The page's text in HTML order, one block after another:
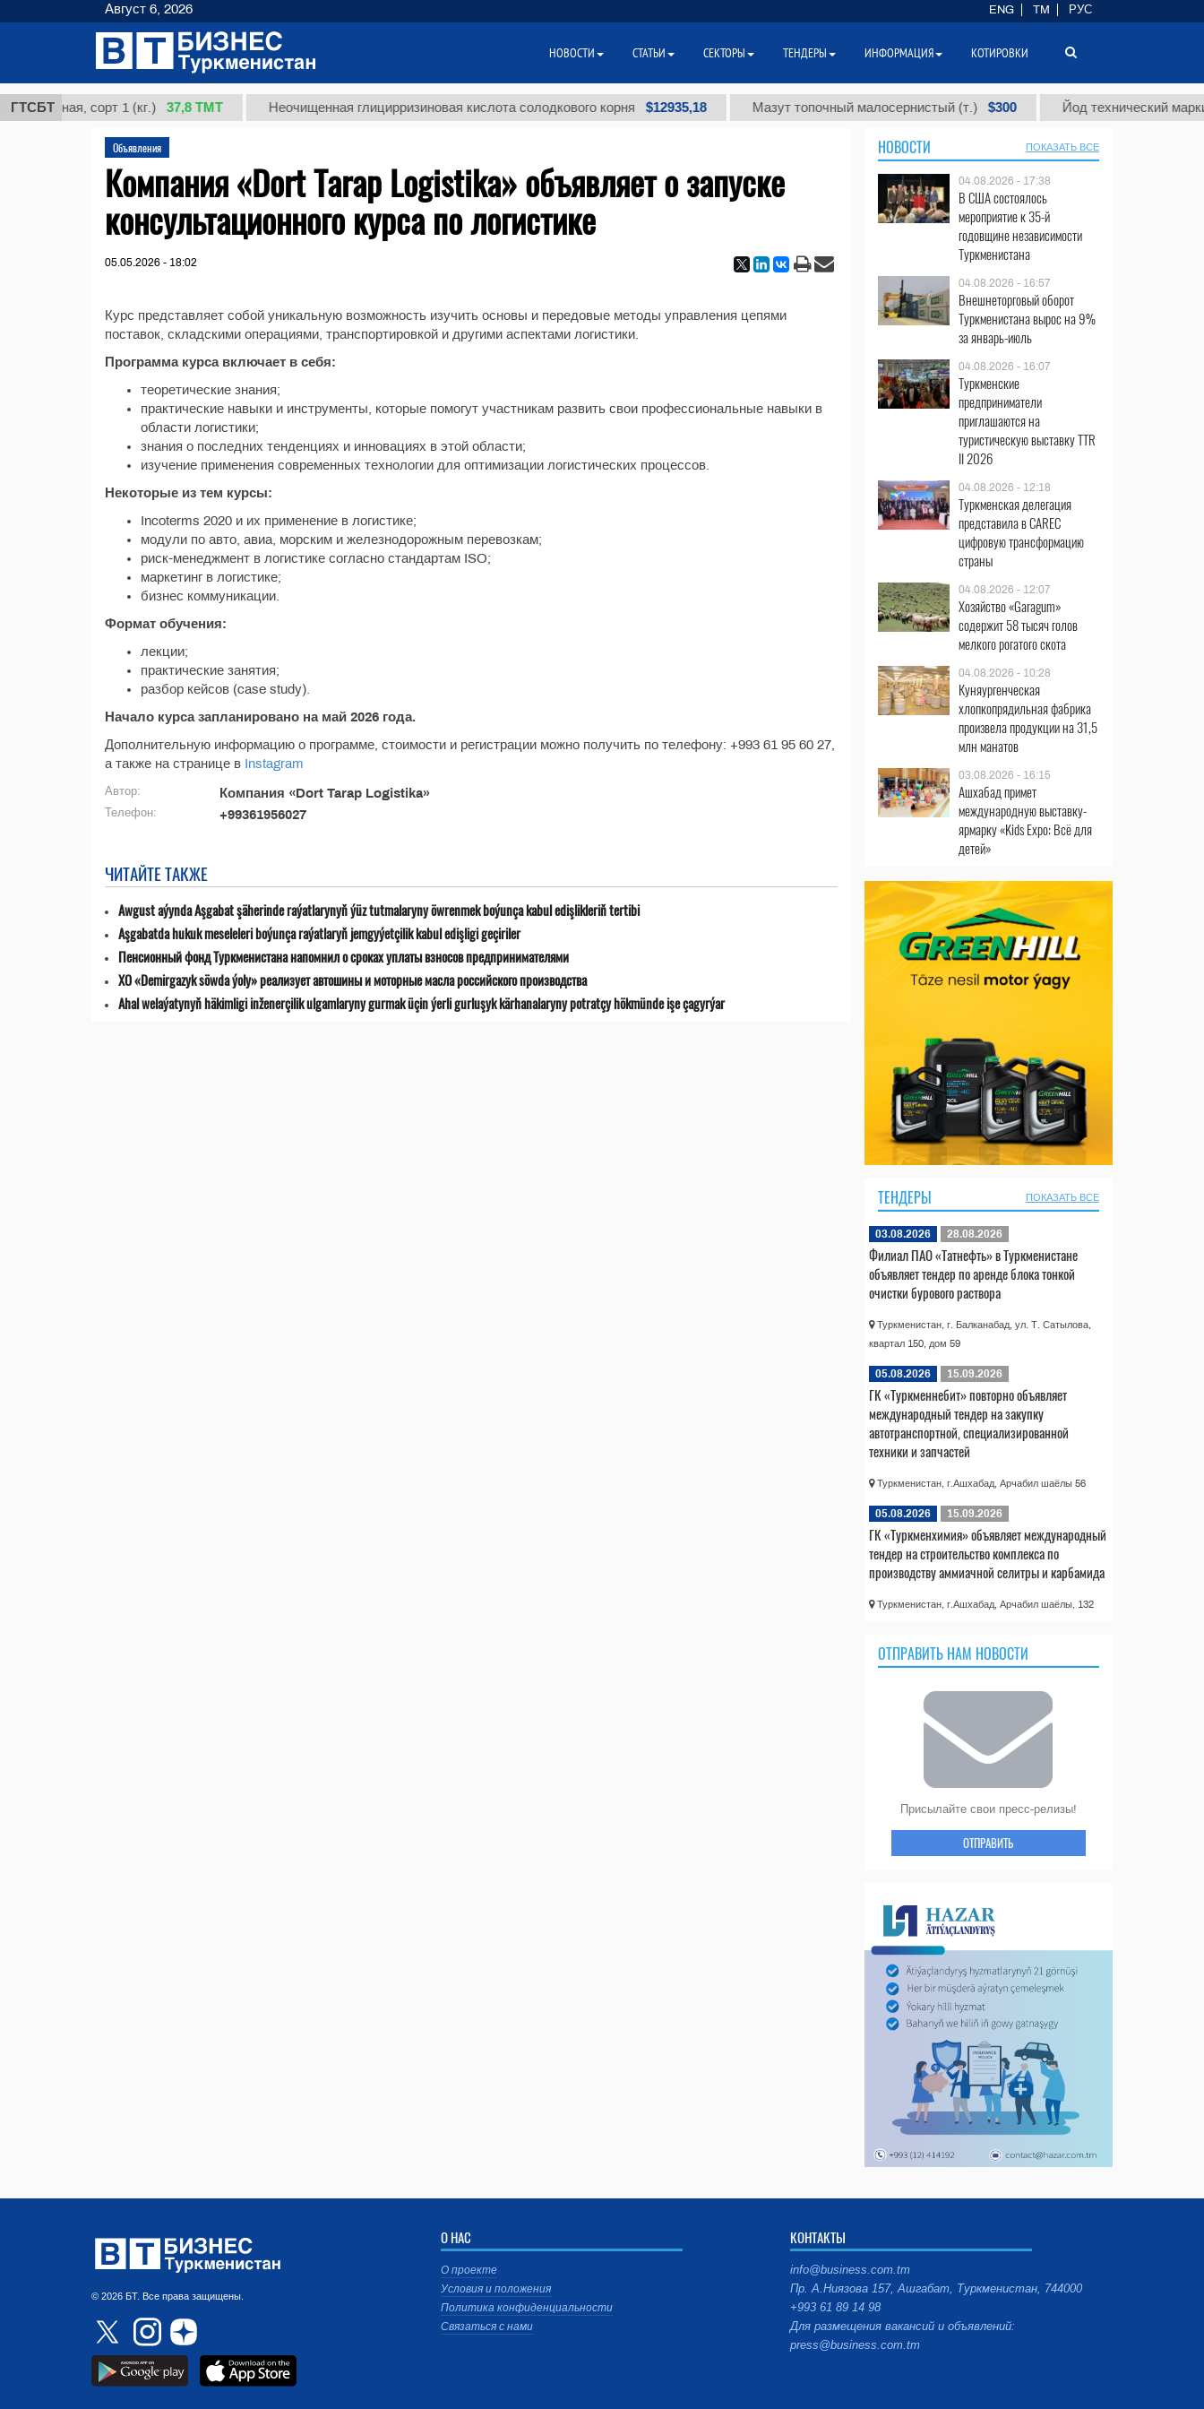
ГТСБТ сорт 1 (кг.) 37,8 ТМТ Неочищенная глицирризиновая кислота солодкового корня $12935,18 Мазут топочный малосернистый (т.) $300 Йод технический марки
Объявления
Компания «Dort Tarap Logistika» объявляет о запуске
консультационного курса по логистике
05.05.2026 - 18:02
Курс представляет собой уникальную возможность изучить основы и передовые методы управления цепями
поставок, складскими операциями, транспортировкой и другими аспектами логистики.
Программа курса включает в себя:
теоретические знания;
практические навыки и инструменты, которые помогут участникам развить свои профессиональные навыки в
области логистики;
знания о последних тенденциях и инновациях в этой области;
изучение применения современных технологии для оптимизации логистических процессов.
Некоторые из тем курсы:
Incoterms 2020 и их применение в логистике;
модули по авто, авиа, морским и железнодорожным перевозкам;
риск-менеджмент в логистике согласно стандартам ISO;
маркетинг в логистике;
бизнес коммуникации.
Формат обучения:
лекции;
практические занятия;
разбор кейсов (case study).
Начало курса запланировано на май 2026 года.
Дополнительную информацию о программе, стоимости и регистрации можно получить по телефону: +993 61 95 60 27,
а также на странице в Instagram
Автор: Компания «Dort Tarap Logistika»
Телефон: +99361956027
ЧИТАЙТЕ ТАКЖЕ
Awgust aýynda Aşgabat şäherinde raýatlarynyň ýüz tutmalaryny öwrenmek boýunça kabul edişlikleriň tertibi
Aşgabatda hukuk meseleleri boýunça raýatlaryň jemgyýetçilik kabul edişligi geçiriler
Пенсионный фонд Туркменистана напомнил о сроках уплаты взносов предпринимателями
ХО «Demirgazyk söwda ýoly» реализует автошины и моторные масла российского производства
Ahal welaýatynyň häkimligi inženerçilik ulgamlaryny gurmak üçin ýerli gurluşyk kärhanalaryny potratçy hökmünde işe çagyrýar
НОВОСТИ ПОКАЗАТЬ ВСЕ
04.08.2026 - 17:38
В США состоялось
мероприятие к 35-й
годовщине независимости
Туркменистана
04.08.2026 - 16:57
Внешнеторговый оборот
Туркменистана вырос на 9%
за январь-июль
04.08.2026 - 16:07
Туркменские
предприниматели
приглашаются на
туристическую выставку TTR
II 2026
04.08.2026 - 12:18
Туркменская делегация
представила в CAREC
цифровую трансформацию
страны
04.08.2026 - 12:07
Хозяйство «Garagum»
содержит 58 тысяч голов
мелкого рогатого скота
04.08.2026 - 10:28
Куняургенческая
хлопкопрядильная фабрика
произвела продукции на 31,5
млн манатов
03.08.2026 - 16:15
Ашхабад примет
международную выставку-
ярмарку «Kids Expo: Всё для
детей»
ТЕНДЕРЫ ПОКАЗАТЬ ВСЕ
03.08.2026 28.08.2026
Филиал ПАО «Татнефть» в Туркменистане
объявляет тендер по аренде блока тонкой
очистки бурового раствора
Туркменистан, г. Балканабад, ул. Т. Сатылова,
квартал 150, дом 59
05.08.2026 15.09.2026
ГК «Туркменнебит» повторно объявляет
международный тендер на закупку
автотранспортной, специализированной
техники и запчастей
Туркменистан, г.Ашхабад, Арчабил шаёлы 56
05.08.2026 15.09.2026
ГК «Туркменхимия» объявляет международный
тендер на строительство комплекса по
производству аммиачной селитры и карбамида
Туркменистан, г.Ашхабад, Арчабил шаёлы, 132
ОТПРАВИТЬ НАМ НОВОСТИ
Присылайте свои пресс-релизы!
ОТПРАВИТЬ
© 2026 БТ. Все права защищены.
О НАС
О проекте
Условия и положения
Политика конфиденциальности
Связаться с нами
КОНТАКТЫ
info@business.com.tm
Пр. А.Ниязова 157, Ашгабат, Туркменистан, 744000
+993 61 89 14 98
Для размещения вакансий и объявлений:
press@business.com.tm
Август 6, 2026 ENG TM РУС
НОВОСТИ СТАТЬИ СЕКТОРЫ ТЕНДЕРЫ ИНФОРМАЦИЯ КОТИРОВКИ